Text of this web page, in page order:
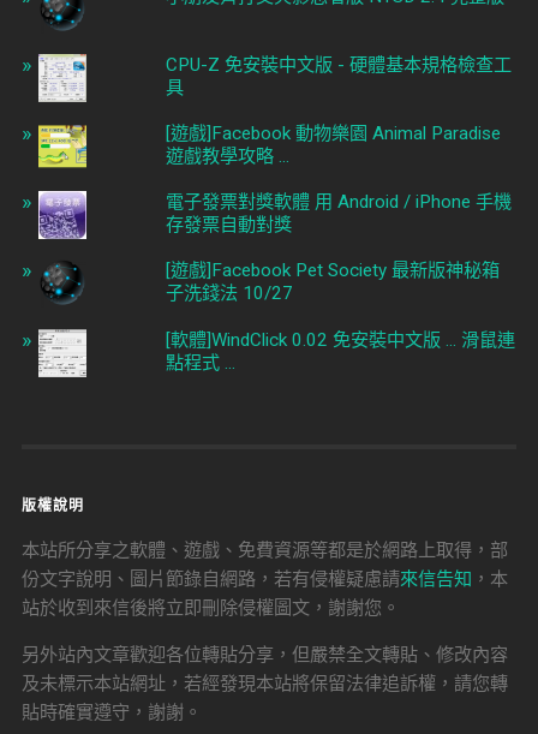
CPU-Z 免安裝中文版 - 硬體基本規格檢查工
具
[遊戲]Facebook 動物樂園 Animal Paradise
遊戲教學攻略 ...
電子發票對獎軟體 用 Android / iPhone 手機
存發票自動對獎
[遊戲]Facebook Pet Society 最新版神秘箱
子洗錢法 10/27
[軟體]WindClick 0.02 免安裝中文版 ... 滑鼠連
點程式 ...
版權說明
本站所分享之軟體、遊戲、免費資源等都是於網路上取得，部
份文字說明、圖片節錄自網路，若有侵權疑慮請來信告知 ，本
站於收到來信後將立即刪除侵權圖文，謝謝您。
另外站內文章歡迎各位轉貼分享，但嚴禁全文轉貼、修改內容
及未標示本站網址，若經發現本站將保留法律追訴權，請您轉
貼時確實遵守，謝謝。